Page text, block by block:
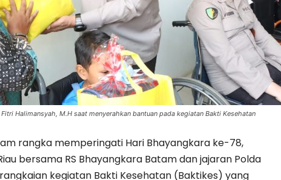
Halimansyah, M.H saat menyerahkan bantuan pada kegiatan Bakti Kesehatan
rangka memperingati Hari Bhayangkara ke-78,
bersama RS Bhayangkara Batam dan jajaran Polda
kegiatan Bakti Kesehatan (Baktikes) yang